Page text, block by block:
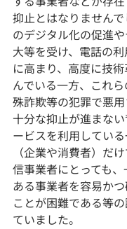
抑止とはなりません
のデジタル化の促進
大等を受け、電話の
に高まり、高度に技
んでいる一方、これ
殊詐欺等の犯罪で悪用
十分な抑止が進まな
ービスを利用してい
（企業や消費者）だ
信事業者にとっても
ある事業者を容易か
ことが困難である等
ていました。